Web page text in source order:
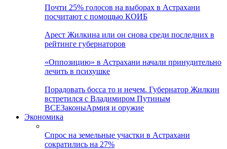
Почти 25% голосов на выборах в Астрахани
посчитают с помощью КОИБ
Арест Жилкина или он снова среди последних в
рейтинге губернаторов
«Оппозицию» в Астрахани начали принудительно
лечить в психушке
Порадовать босса то и нечем. Губернатор Жилкин
встретился с Владимиром Путиным
ВСЕЗаконыАрмия и оружие
Экономика
Спрос на земельные участки в Астрахани
сократились на 27%